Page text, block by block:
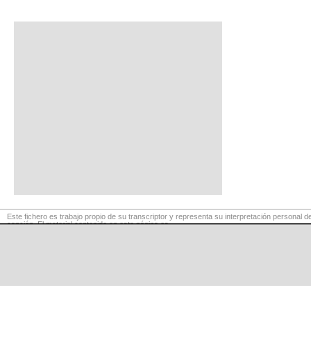
Este fichero es trabajo propio de su transcriptor y representa su interpretación personal
canción. El material contenido en esta página es